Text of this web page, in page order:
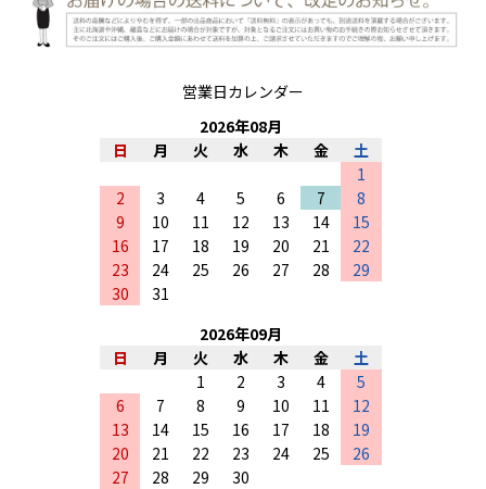
営業日カレンダー
2026年08月
日
月 火 水 木 金
土
1
2
3 4 5 6 7
8
9
10 11 12 13 14
15
16
17 18 19 20 21
22
23
24 25 26 27 28
29
30
31
2026年09月
日
月 火 水 木 金
土
1
2 3 4
5
6
7 8 9 10 11
12
13
14 15 16 17 18
19
20
21 22 23 24 25
26
27
28 29
30